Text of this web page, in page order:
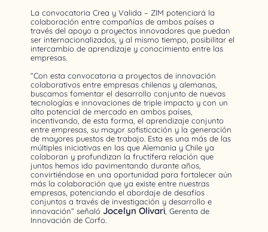
La convocatoria Crea y Valida – ZIM potenciará la
colaboración entre compañías de ambos países a
través del apoyo a proyectos innovadores que puedan
ser internacionalizados, y al mismo tiempo, posibilitar el
intercambio de aprendizaje y conocimiento entre las
empresas.
“Con esta convocatoria a proyectos de innovación
colaborativos entre empresas chilenas y alemanas,
buscamos fomentar el desarrollo conjunto de nuevas
tecnologías e innovaciones de triple impacto y con un
alto potencial de mercado en ambos países,
incentivando, de esta forma, el aprendizaje conjunto
entre empresas, su mayor sofisticación y la generación
de mayores puestos de trabajo. Esta es una más de las
múltiples iniciativas en las que Alemania y Chile ya
colaboran y profundizan la fructífera relación que
juntos hemos ido pavimentando durante años,
convirtiéndose en una oportunidad para fortalecer aún
más la colaboración que ya existe entre nuestras
empresas, potenciando el abordaje de desafíos
conjuntos a través de investigación y desarrollo e
innovación” señaló Jocelyn Olivari, Gerenta de
Innovación de Corfo.